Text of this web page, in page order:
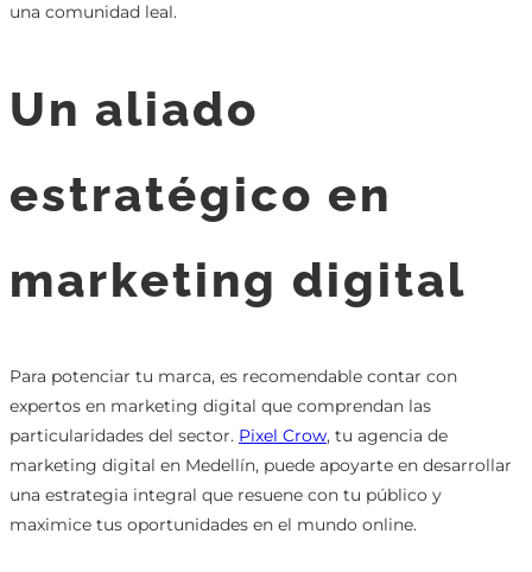
una comunidad leal.
Un aliado
estratégico en
marketing digital
Para potenciar tu marca, es recomendable contar con
expertos en marketing digital que comprendan las
particularidades del sector. Pixel Crow, tu agencia de
marketing digital en Medellín, puede apoyarte en desarrollar
una estrategia integral que resuene con tu público y
maximice tus oportunidades en el mundo online.